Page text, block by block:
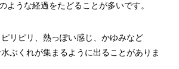
ような経過をたどることが多いです。
リピリ、熱っぽい感じ、かゆみなど
水ぶくれが集まるように出ることがありま